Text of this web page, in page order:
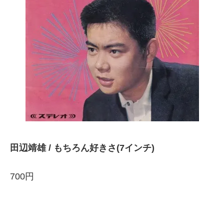
田辺靖雄 / もちろん好きさ(7インチ)
700円